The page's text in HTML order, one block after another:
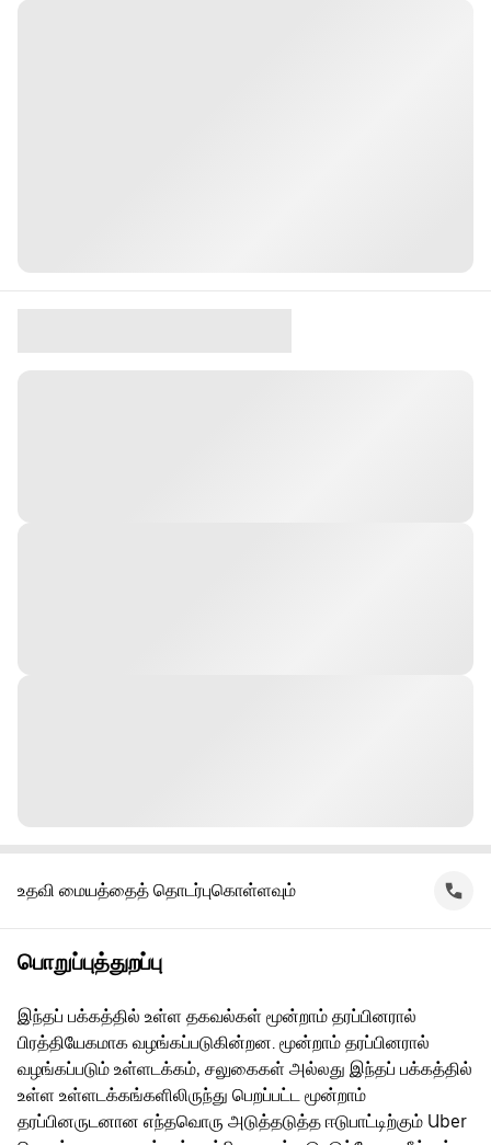
உதவி மையத்தைத் தொடர்புகொள்ளவும்
பொறுப்புத்துறப்பு
இந்தப் பக்கத்தில் உள்ள தகவல்கள் மூன்றாம் தரப்பினரால்
பிரத்தியேகமாக வழங்கப்படுகின்றன. மூன்றாம் தரப்பினரால்
வழங்கப்படும் உள்ளடக்கம், சலுகைகள் அல்லது இந்தப் பக்கத்தில்
உள்ள உள்ளடக்கங்களிலிருந்து பெறப்பட்ட மூன்றாம்
தரப்பினருடனான எந்தவொரு அடுத்தடுத்த ஈடுபாட்டிற்கும் Uber